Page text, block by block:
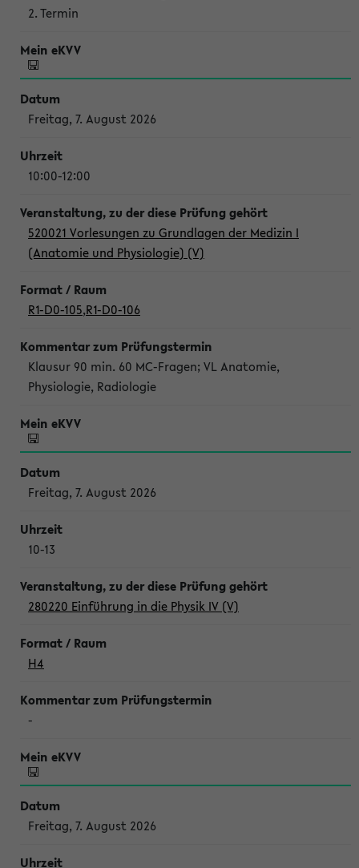
2. Termin
Freitag, 7. August 2026
10:00-12:00
520021 Vorlesungen zu Grundlagen der Medizin I
(Anatomie und Physiologie) (V)
R1-D0-105,R1-D0-106
Klausur 90 min. 60 MC-Fragen; VL Anatomie,
Physiologie, Radiologie
Freitag, 7. August 2026
10-13
280220 Einführung in die Physik IV (V)
H4
-
Freitag, 7. August 2026